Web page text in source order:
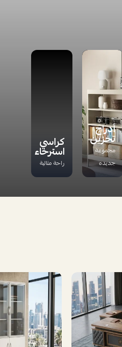
أدراج
تخزين
مجموعة
جديده
كراسي
استرخاء
راحة مثالية